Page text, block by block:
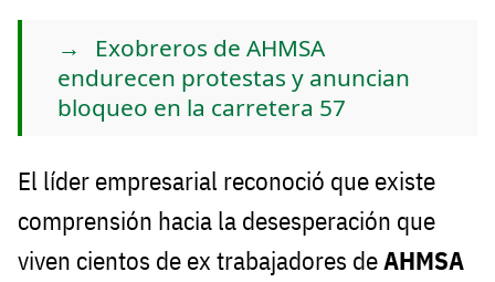
Exobreros de AHMSA
endurecen protestas y anuncian
bloqueo en la carretera 57
El líder empresarial reconoció que existe
comprensión hacia la desesperación que
viven cientos de ex trabajadores deAHMSA